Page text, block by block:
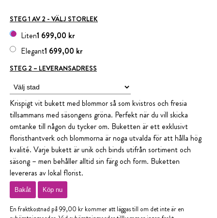
STEG 1 AV 2 - VÄLJ STORLEK
1 699,00 kr
Liten
1 699,00 kr
Elegant
STEG 2 – LEVERANSADRESS
Krispigt vit bukett med blommor så som kvistros och fresia
tillsammans med säsongens gröna. Perfekt när du vill skicka
omtanke till någon du tycker om. Buketten är ett exklusivt
floristhantverk och blommorna är noga utvalda för att hålla hög
kvalité. Varje bukett är unik och binds utifrån sortiment och
säsong – men behåller alltid sin färg och form. Buketten
levereras av lokal florist.
Bakåt Köp nu
En fraktkostnad på 99,00 kr kommer att läggas till om det inte är en